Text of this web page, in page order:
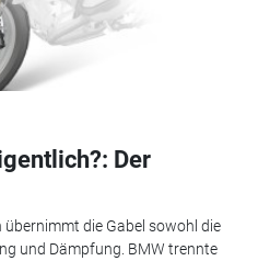
Der
die Gabel sowohl die
und Dämpfung. BMW trennte